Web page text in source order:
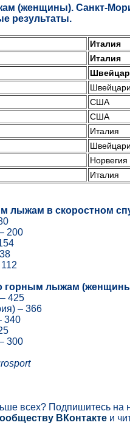
(женщины). Санкт-
результаты.
Италия
Италия
США
США
Италия
Норвегия
Италия
лыжам в скоростном
200
горным лыжам
425
– 366
340
300
всех? Подпишитесь на
ВКонтактеи